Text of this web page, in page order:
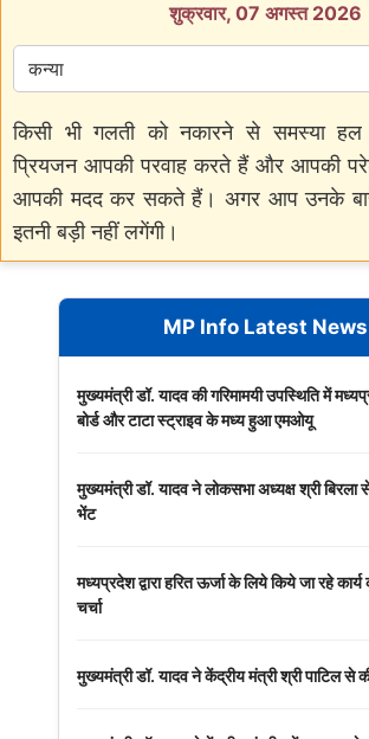
शुक्रवार, 07 अगस्त 2026
किसी भी गलती को नकारने से समस्या
प्रियजन आपकी परवाह करते हैं और आपकी
आपकी मदद कर सकते हैं। अगर आप उनके
इतनी बड़ी नहीं लगेंगी।
MP Info Latest News
मुख्यमंत्री डॉ. यादव की गरिमामयी उपस्थिति में
बोर्ड और टाटा स्ट्राइव के मध्य हुआ एमओयू
मुख्यमंत्री डॉ. यादव ने लोकसभा अध्यक्ष श्री बिरला
भेंट
मध्यप्रदेश द्वारा हरित ऊर्जा के लिये किये जा रहे कार्य
चर्चा
मुख्यमंत्री डॉ. यादव ने केंद्रीय मंत्री श्री पाटिल से